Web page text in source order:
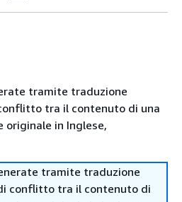
tramite traduzione
tra il contenuto di una
originale in Inglese,
tramite traduzione
conflitto tra il contenuto di